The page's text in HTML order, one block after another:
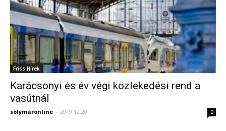
Friss Hírek
Karácsonyi és év végi közlekedési rend a
vasútnál
solymáronline - 2019.12.20. 0